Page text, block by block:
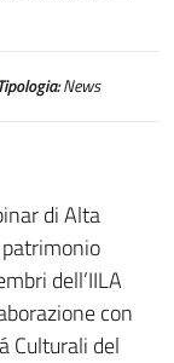
Tipologia:News
di Alta
dell’IILA
con
Culturali del